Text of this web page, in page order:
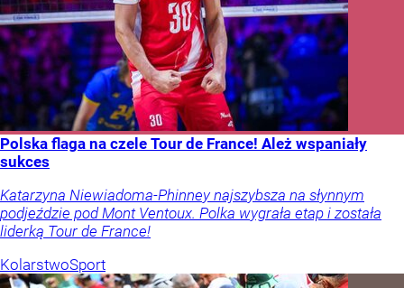
Polska flaga na czele Tour de France! Ależ wspaniały
sukces
Katarzyna Niewiadoma-Phinney najszybsza na słynnym
podjeździe pod Mont Ventoux. Polka wygrała etap i została
liderką Tour de France!
KolarstwoSport